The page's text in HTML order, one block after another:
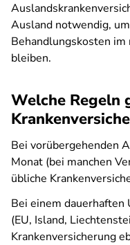
Ausland notwendig,
Behandlungskosten
bleiben.
Welche Regeln
Bei vorübergehenden
Monat (bei manchen
übliche
Bei einem dauerhaften
(EU, Island,
Krankenversicherung